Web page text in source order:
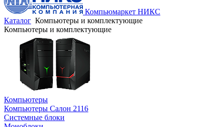
Компьюмаркет НИКС
Каталог Компьютеры и комплектующие
Компьютеры и комплектующие
Компьютеры
Компьютеры Салон 2116
Системные блоки